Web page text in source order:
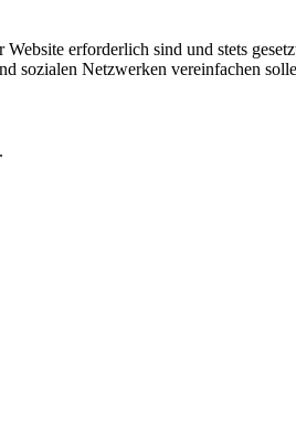
erforderlich sind und stets
sozialen Netzwerken vereinfachen